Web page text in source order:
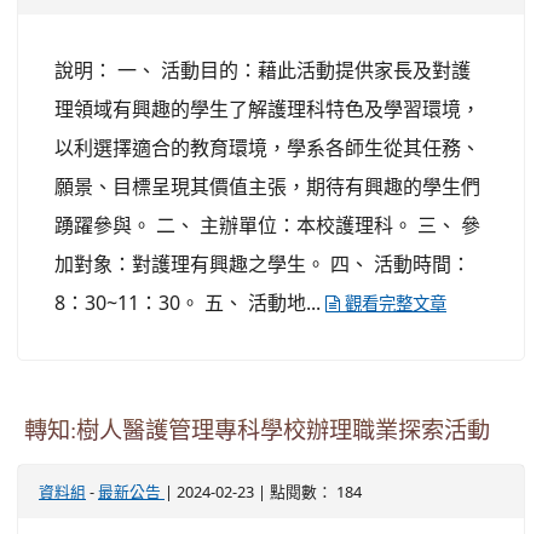
說明： 一、 活動目的：藉此活動提供家長及對護
理領域有興趣的學生了解護理科特色及學習環境，
以利選擇適合的教育環境，學系各師生從其任務、
願景、目標呈現其價值主張，期待有興趣的學生們
踴躍參與。 二、 主辦單位：本校護理科。 三、 參
加對象：對護理有興趣之學生。 四、 活動時間：
8：30~11：30。 五、 活動地...
觀看完整文章
轉知:樹人醫護管理專科學校辦理職業探索活動
資料組 - 最新公告 | 2024-02-23 | 點閱數： 184